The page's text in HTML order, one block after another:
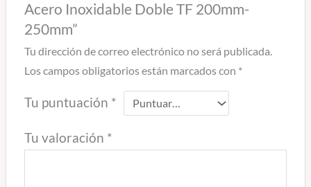
Acero Inoxidable Doble TF 200mm-
250mm”
Tu dirección de correo electrónico no será publicada.
Los campos obligatorios están marcados con *
Tu puntuación *
Tu valoración *